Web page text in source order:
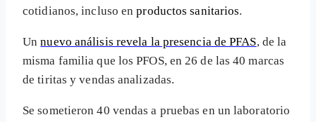
cotidianos, incluso enproductos sanitarios.
Unnuevo análisis revela la presencia de PFAS, de la
misma familia que los PFOS, en 26 de las 40 marcas
de tiritas y vendas analizadas.
Se sometieron 40 vendas a pruebas en un laboratorio